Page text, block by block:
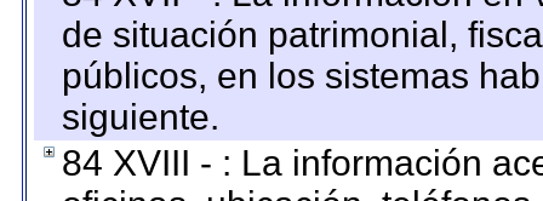
de situación patrimonial,
públicos, en los sistemas
siguiente.
84 XVIII - : La información